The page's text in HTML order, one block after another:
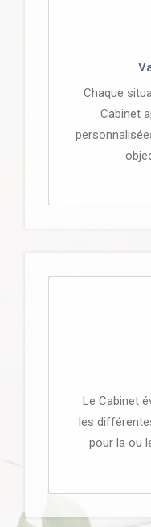
Chaque
Cabinet
Le Cabinet
les
pour la ou